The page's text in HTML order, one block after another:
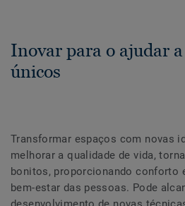
Inovar para o ajudar
únicos
Transformar espaços com novas
melhorar a qualidade de vida,
bonitos, proporcionando conforto
bem-estar das pessoas. Pode